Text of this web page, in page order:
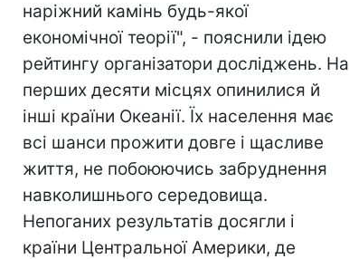
наріжний камінь будь-якої
економічної теорії", - пояснили ідею
рейтингу організатори досліджень. На
перших десяти місцях опинилися й
інші країни Океанії. Їх населення має
всі шанси прожити довге і щасливе
життя, не побоюючись забруднення
навколишнього середовища.
Непоганих результатів досягли і
країни Центральної Америки, де